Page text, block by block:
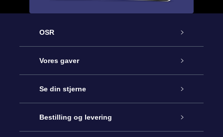
OSR
Kundeservice
Kontakt os
Bloggen
Vores gaver
Online Stjernegave
OSR Gavepakke
Se din stjerne
Star Register
Bestilling og levering